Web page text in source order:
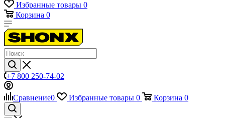
Избранные товары 0
Корзина 0
+7 800 250-74-02
Сравнение0 Избранные товары 0 Корзина 0